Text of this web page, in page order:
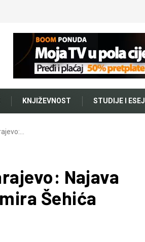
KNJIŽEVNOST STUDIJE I ESEJI
Najava
Šehića